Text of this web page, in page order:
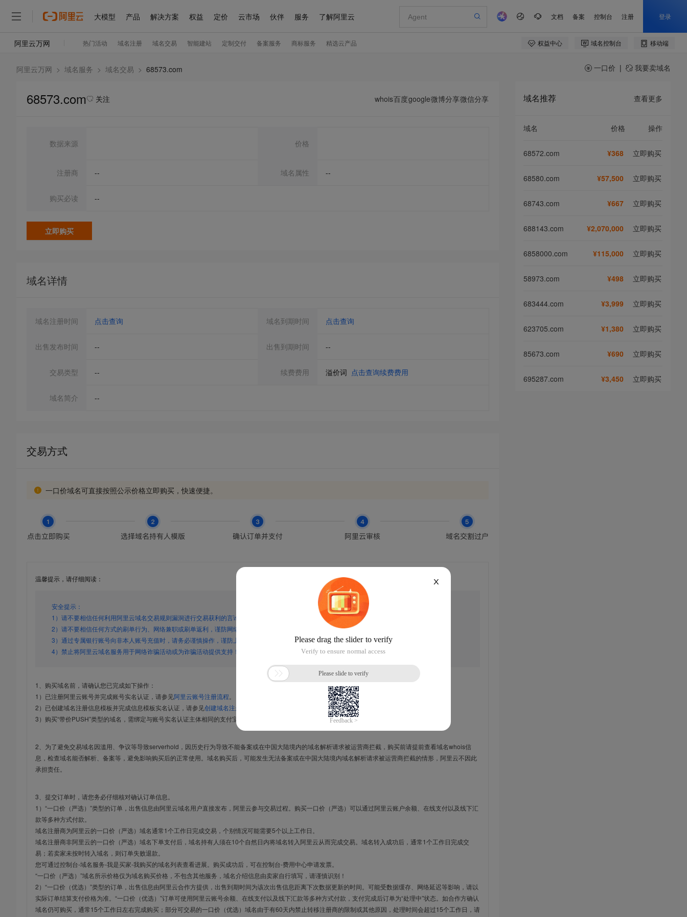
阿里云万网 > 域名服务 > 域名交易 > 68573.com 一口价 | 我要卖域名
68573.com 关注 whois百度google微博分享微信分享
数据来源 价格
注册商 -- 域名属性 --
购买必读 --
立即购买
域名详情
域名注册时间 点击查询 域名到期时间 点击查询
出售发布时间 -- 出售到期时间 --
交易类型 -- 续费费用 溢价词 点击查询续费费用
域名简介 --
交易方式
一口价域名可直接按照公示价格立即购买，快速便捷。
温馨提示，请仔细阅读：
安全提示：
1）请不要相信任何利用阿里云域名交易规则漏洞进行交易获利的言论，谨防上当受骗！
2）请不要相信任何方式的刷单行为、网络兼职或刷单返利，谨防网络诈骗！
3）通过专属银行账号向非本人账号充值时，请务必谨慎操作，谨防上当受骗！
4）禁止将阿里云域名服务用于网络诈骗活动或为诈骗活动提供支持！
1、购买域名前，请确认您已完成如下操作：
1）已注册阿里云账号并完成账号实名认证，请参见阿里云账号注册流程
2）已创建域名注册信息模板并完成信息模板实名认证，请参见创建域名注册信息模板
3）购买“带价PUSH”类型的域名，需绑定与账号实名认证主体相同的支付宝，进入
完成绑定。
2、为了避免交易域名因滥用、争议等导致serverhold，因历史行为导致不能备案或在中国大陆境内的域名解析请求被运营商拦截，购买前请提前查看域名whois信
息，检查域名能否解析、备案等，避免影响购买后的正常使用。域名购买后，可能发生无法备案或在中国大陆境内域名解析请求被运营商拦截的情形，阿里云不因此
承担责任。
3、提交订单时，请您务必仔细核对确认订单信息。
1）“一口价（严选）”类型的订单，出售信息由阿里云域名用户直接发布，阿里云参与交易过程。购买一口价（严选）可以通过阿里云账户余额、在线支付以及线下汇
款等多种方式付款。
域名注册商为阿里云的一口价（严选）域名通常1个工作日完成交易，个别情况可能需要5个以上工作日。
域名注册商非阿里云的一口价（严选）域名下单支付后，域名持有人须在10个自然日内将域名转入阿里云从而完成交易。域名转入成功后，通常1个工作日完成交
易；若卖家未按时转入域名，则订单失败退款。
您可通过控制台-域名服务-我是买家-我购买的域名列表查看进展。购买成功后，可在控制台-费用中心申请发票。
“一口价（严选）”域名所示价格仅为域名购买价格，不包含其他服务，域名介绍信息由卖家自行填写，请谨慎识别！
2）“一口价（优选）”类型的订单，出售信息由阿里云合作方提供，出售到期时间为该次出售信息距离下次数据更新的时间。可能受数据缓存、网络延迟等影响，请以
实际订单结算支付价格为准。“一口价（优选）”订单可使用阿里云账号余额、在线支付以及线下汇款等多种方式付款，支付完成后订单为“处理中”状态。如合作方确认
域名仍可购买，通常15个工作日左右完成购买；部分可交易的一口价（优选）域名由于有60天内禁止转移注册商的限制或其他原因，处理时间会超过15个工作日，请
域名推荐 查看更多
域名 价格 操作
68572.com ¥368 立即购买
68580.com ¥57,500 立即购买
68743.com ¥667 立即购买
688143.com ¥2,070,000 立即购买
6858000.com ¥115,000 立即购买
58973.com ¥498 立即购买
683444.com ¥3,999 立即购买
623705.com ¥1,380 立即购买
85673.com ¥690 立即购买
695287.com ¥3,450 立即购买
X